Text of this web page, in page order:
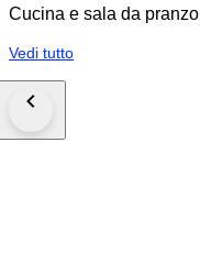
Cucina e sala da pranzo
Vedi tutto